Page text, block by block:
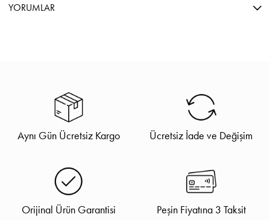
YORUMLAR
Aynı Gün Ücretsiz Kargo Ücretsiz İade ve Değişim
Orijinal Ürün Garantisi Peşin Fiyatına 3 Taksit